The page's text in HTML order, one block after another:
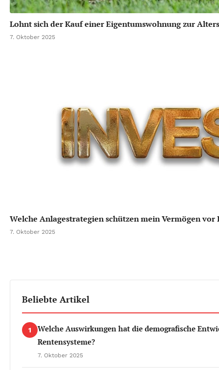
Lohnt sich der Kauf einer Eigentumswohnung zur
7. Oktober 2025
Welche Anlagestrategien schützen mein Vermögen
7. Oktober 2025
Beliebte Artikel
1
Welche Auswirkungen hat die demografische
Rentensysteme?
7. Oktober 2025